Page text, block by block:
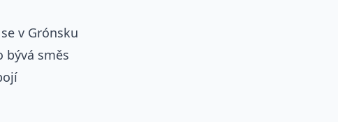
v Grónsku
bývá směs